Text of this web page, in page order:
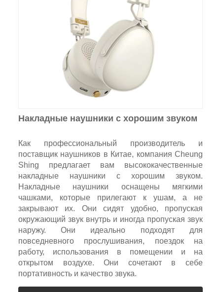
Накладные наушники с хорошим звуком
Как профессиональный производитель и
поставщик наушников в Китае, компания Cheung
Shing предлагает вам высококачественные
накладные наушники с хорошим звуком.
Накладные наушники оснащены мягкими
чашками, которые прилегают к ушам, а не
закрывают их. Они сидят удобно, пропуская
окружающий звук внутрь и иногда пропуская звук
наружу. Они идеально подходят для
повседневного прослушивания, поездок на
работу, использования в помещении и на
открытом воздухе. Они сочетают в себе
портативность и качество звука.